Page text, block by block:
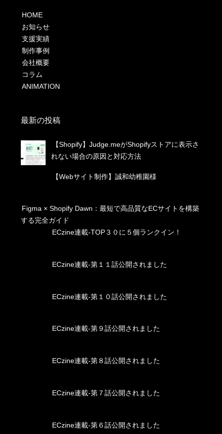
HOME
お知らせ
支援実績
制作事例
会社概要
コラム
ANIMATION
最新の投稿
【Shopify】Judge.meがShopifyストアに表示さ
れない場合の原因と対応方法
【Webサイト制作】誠和幼稚園様
Figma × Shopify Dawn：最短で高品質なECサイトを構築
する完全ガイド
ECzine連載-TOP３０に５個ランクイン！
ECzine連載-第１１話公開されました
ECzine連載-第１０話公開されました
ECzine連載-第９話公開されました
ECzine連載-第８話公開されました
ECzine連載-第７話公開されました
ECzine連載-第６話公開されました